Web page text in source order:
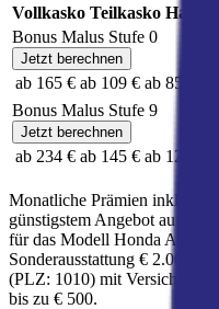
Vollkasko Teilkasko
Bonus Malus Stufe 0
Jetzt berechnen
ab 165 € ab 109 € ab 85 €
Bonus Malus Stufe 9
Jetzt berechnen
ab 234 € ab 145 € ab 121 €
Monatliche Prämien inkl.
günstigstem Angebot auf
für das Modell Honda Accord
Sonderausstattung € 2.000
(PLZ: 1010) mit
bis zu € 500.